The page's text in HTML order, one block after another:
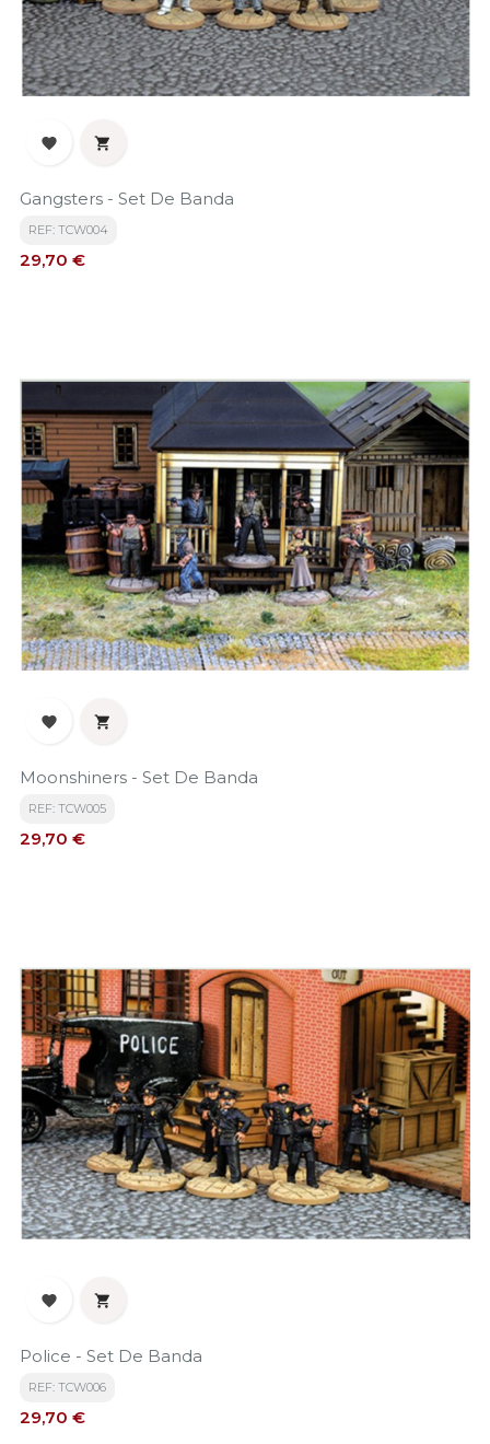
 
Gangsters - Set De Banda
REF: TCW004
Precio
29,70 €
 
Moonshiners - Set De Banda
REF: TCW005
Precio
29,70 €
 
Police - Set De Banda
REF: TCW006
Precio
29,70 €